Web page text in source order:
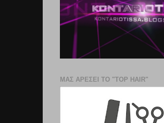
ΜΑΣ ΑΡΕΣΕΙ ΤΟ "TOP HAIR"